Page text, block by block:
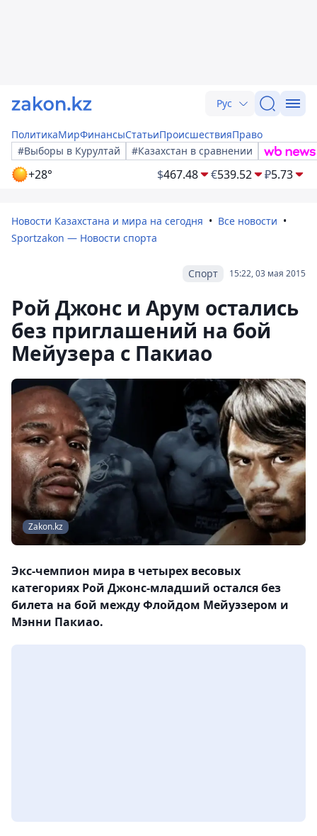
Рус
ПолитикаМирФинансыСтатьиПроисшествияПраво
#Выборы в Курултай
#Казахстан в сравнении
+28° $467.48 €539.52 ₽5.73
Новости Казахстана и мира на сегодня
Все новости
Sportzakon — Новости спорта
15:22, 03 мая 2015
Спорт
Рой Джонс и Арум остались
без приглашений на бой
Мейузера с Пакиао
Zakon.kz
Экс-чемпион мира в четырех весовых
категориях Рой Джонс-младший остался без
билета на бой между Флойдом Мейуэзером и
Мэнни Пакиао.